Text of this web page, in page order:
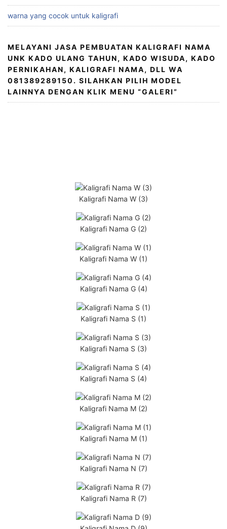
warna yang cocok untuk kaligrafi
MELAYANI JASA PEMBUATAN KALIGRAFI NAMA
UNK KADO ULANG TAHUN, KADO WISUDA, KADO
PERNIKAHAN, KALIGRAFI NAMA, DLL WA
081389289150. SILAHKAN PILIH MODEL
LAINNYA DENGAN KLIK MENU “GALERI”
Kaligrafi Nama W (3)
Kaligrafi Nama G (2)
Kaligrafi Nama W (1)
Kaligrafi Nama G (4)
Kaligrafi Nama S (1)
Kaligrafi Nama S (3)
Kaligrafi Nama S (4)
Kaligrafi Nama M (2)
Kaligrafi Nama M (1)
Kaligrafi Nama N (7)
Kaligrafi Nama R (7)